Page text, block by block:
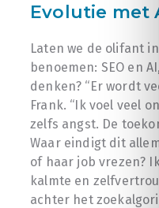
Evolutie met
Laten we de olifant
benoemen: SEO en
denken? “Er wordt
Frank. “Ik voel veel
zelfs angst. De
Waar eindigt dit
of haar job vrezen?
kalmte en
achter het